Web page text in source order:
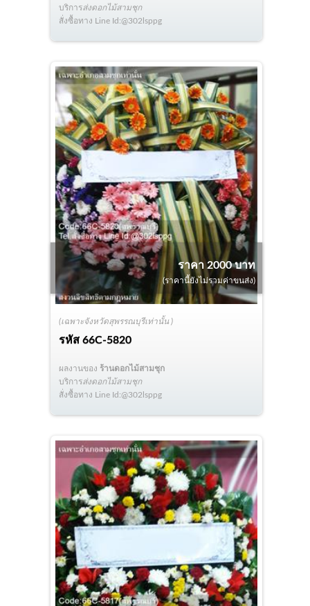
บริการส่งดอกไม้สามชุก
สั่งซื้อทาง Line Id:@302lsppg
(เฉพาะจังหวัดสุพรรณบุรีเท่านั้น )
รหัส66C-5820
ราคา 2000 บาท
(ราคานี้ยังไม่รวมค่าขนส่ง)
ผลงานของ ร้านดอกไม้สามชุก
บริการส่งดอกไม้สามชุก
สั่งซื้อทาง Line Id:@302lsppg